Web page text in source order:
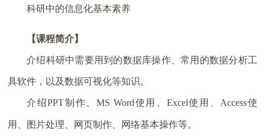
科研中的信息化基本素养
【课程简介】
介绍科研中需要用到的数据库操作、常用的数据分析工
具软件，以及数据可视化等知识。
介绍PPT制作、MS Word使用、 Excel使用、Access使
用、图片处理、网页制作、网络基本操作等。